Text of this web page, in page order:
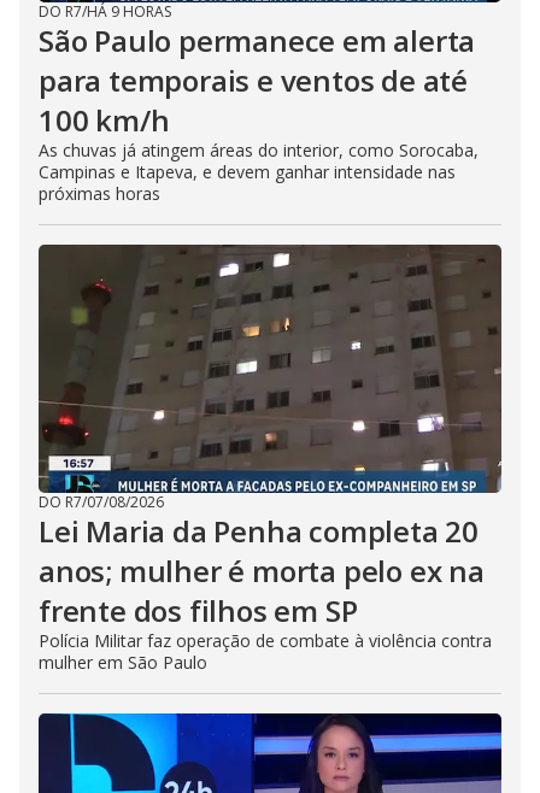
DO R7/HÁ 9 HORAS
São Paulo permanece em alerta
para temporais e ventos de até
100 km/h
As chuvas já atingem áreas do interior, como Sorocaba,
Campinas e Itapeva, e devem ganhar intensidade nas
próximas horas
DO R7/07/08/2026
Lei Maria da Penha completa 20
anos; mulher é morta pelo ex na
frente dos filhos em SP
Polícia Militar faz operação de combate à violência contra
mulher em São Paulo